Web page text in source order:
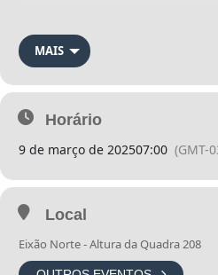
(solo) e 42km – em equipe.
Poderão participar atletas de ambos
igual ou superior a 16 anos, ver (O
O atleta, ao participar da CORRIDA,
utilização de sua imagem, inclusive
MAIS
Horário
9 de março de 202507:00 (GMT-
Local
Eixão Norte - Altura da Quadra 208